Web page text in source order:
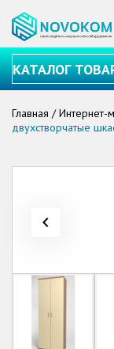
КАТАЛОГ
Главная / Интернет-
двухстворчатые
navigate_before